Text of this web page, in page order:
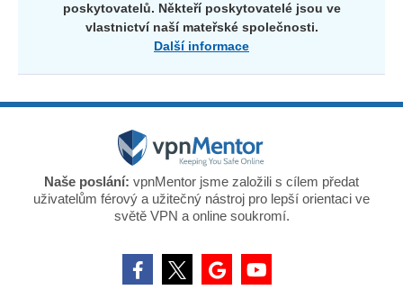
poskytovatelů. Někteří poskytovatelé jsou ve
vlastnictví naší mateřské společnosti.
Další informace
Naše poslání: vpnMentor jsme založili s cílem předat
uživatelům férový a užitečný nástroj pro lepší orientaci ve
světě VPN a online soukromí.